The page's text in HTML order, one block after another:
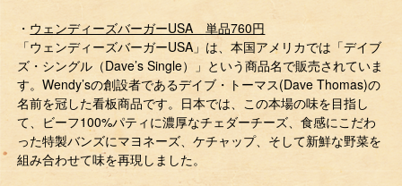
・ ウェンディーズバーガーUSA 単品760円
「ウェンディーズバーガーUSA」は、本国アメリカでは「デイブ
ズ・シングル（Dave’s Single）」という商品名で販売されていま
す。Wendy’sの創設者であるデイブ・トーマス(Dave Thomas)の
名前を冠した看板商品です。日本では、この本場の味を目指し
て、ビーフ100%パティに濃厚なチェダーチーズ、食感にこだわ
った特製バンズにマヨネーズ、ケチャップ、そして新鮮な野菜を
組み合わせて味を再現しました。